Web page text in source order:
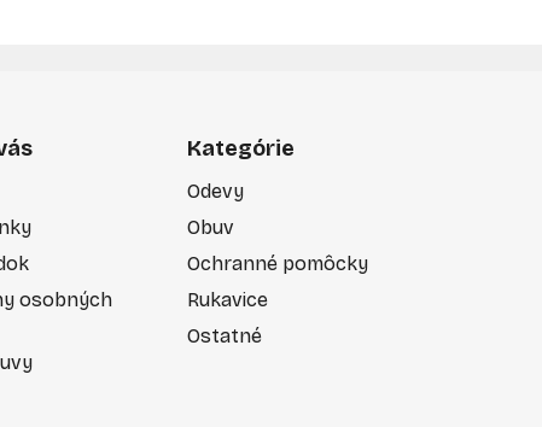
osobných
Kategórie
Odevy
Obuv
Ochranné pomôcky
Rukavice
Ostatné